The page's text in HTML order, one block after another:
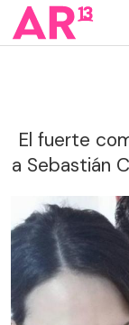
El fuerte
a Sebastián